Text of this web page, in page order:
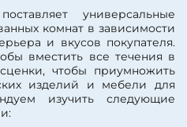
универсальные
комнат в зависимости
и вкусов покупателя.
вместить все течения в
чтобы приумножить
изделий и мебели для
изучить следующие